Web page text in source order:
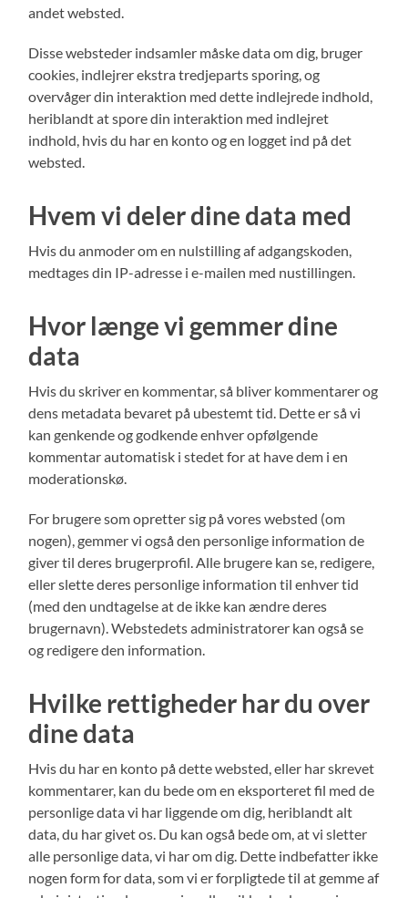
andet websted.
Disse websteder indsamler måske data om dig, bruger
cookies, indlejrer ekstra tredjeparts sporing, og
overvåger din interaktion med dette indlejrede indhold,
heriblandt at spore din interaktion med indlejret
indhold, hvis du har en konto og en logget ind på det
websted.
Hvem vi deler dine data med
Hvis du anmoder om en nulstilling af adgangskoden,
medtages din IP-adresse i e-mailen med nustillingen.
Hvor længe vi gemmer dine
data
Hvis du skriver en kommentar, så bliver kommentarer og
dens metadata bevaret på ubestemt tid. Dette er så vi
kan genkende og godkende enhver opfølgende
kommentar automatisk i stedet for at have dem i en
moderationskø.
For brugere som opretter sig på vores websted (om
nogen), gemmer vi også den personlige information de
giver til deres brugerprofil. Alle brugere kan se, redigere,
eller slette deres personlige information til enhver tid
(med den undtagelse at de ikke kan ændre deres
brugernavn). Webstedets administratorer kan også se
og redigere den information.
Hvilke rettigheder har du over
dine data
Hvis du har en konto på dette websted, eller har skrevet
kommentarer, kan du bede om en eksporteret fil med de
personlige data vi har liggende om dig, heriblandt alt
data, du har givet os. Du kan også bede om, at vi sletter
alle personlige data, vi har om dig. Dette indbefatter ikke
nogen form for data, som vi er forpligtede til at gemme af